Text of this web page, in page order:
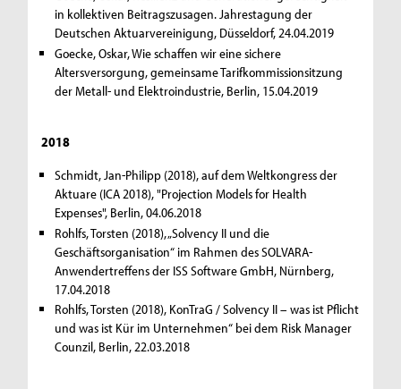
in kollektiven Beitragszusagen. Jahrestagung der
Deutschen Aktuarvereinigung, Düsseldorf, 24.04.2019
Goecke, Oskar, Wie schaffen wir eine sichere
Altersversorgung, gemeinsame Tarifkommissionsitzung
der Metall- und Elektroindustrie, Berlin, 15.04.2019
2018
Schmidt, Jan-Philipp (2018), auf dem Weltkongress der
Aktuare (ICA 2018), "Projection Models for Health
Expenses", Berlin, 04.06.2018
Rohlfs, Torsten (2018), „Solvency II und die
Geschäftsorganisation“ im Rahmen des SOLVARA-
Anwendertreffens der ISS Software GmbH, Nürnberg,
17.04.2018
Rohlfs, Torsten (2018), KonTraG / Solvency II – was ist Pflicht
und was ist Kür im Unternehmen“ bei dem Risk Manager
Counzil, Berlin, 22.03.2018